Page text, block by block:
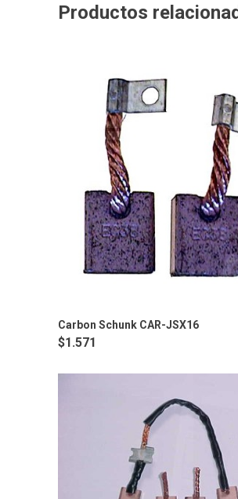
Productos
Carbon Schunk CAR-JSX16
$1.571